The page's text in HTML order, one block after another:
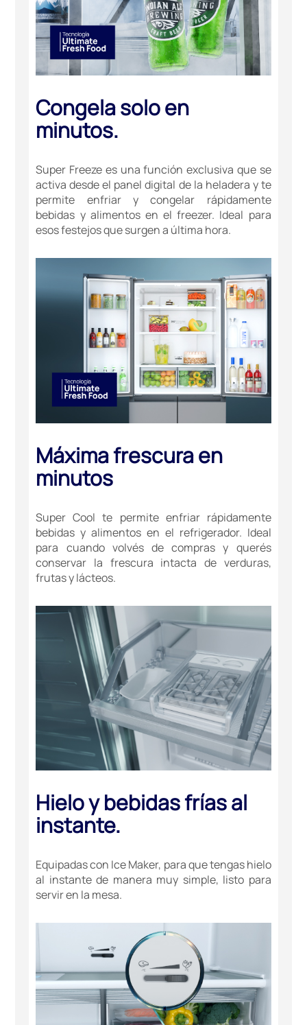
Congela solo en
minutos.
Super Freeze es una función exclusiva que se
activa desde el panel digital de la heladera y te
permite enfriar y congelar rápidamente
bebidas y alimentos en el freezer. Ideal para
esos festejos que surgen a última hora.
Máxima frescura en
minutos
Super Cool te permite enfriar rápidamente
bebidas y alimentos en el refrigerador. Ideal
para cuando volvés de compras y querés
conservar la frescura intacta de verduras,
frutas y lácteos.
Hielo y bebidas frías al
instante.
Equipadas con Ice Maker, para que tengas hielo
al instante de manera muy simple, listo para
servir en la mesa.